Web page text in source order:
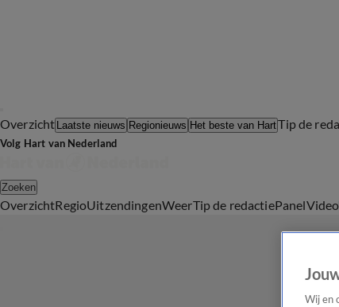
Overzicht Laatste nieuws Regionieuws Het beste van HartTip de
Volg Hart van Nederland
Zoeken
OverzichtRegioUitzendingenWeerTip de redactiePanel
Wij en